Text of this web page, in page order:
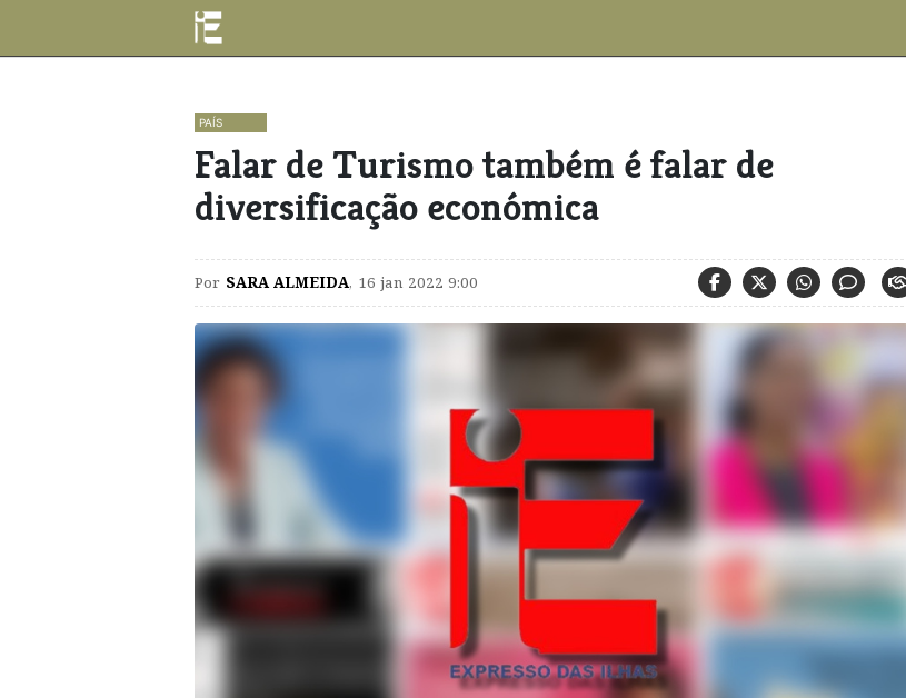
PAÍS
Falar de Turismo também é falar de
diversificação económica
Por SARA ALMEIDA, 16 jan 2022 9:00